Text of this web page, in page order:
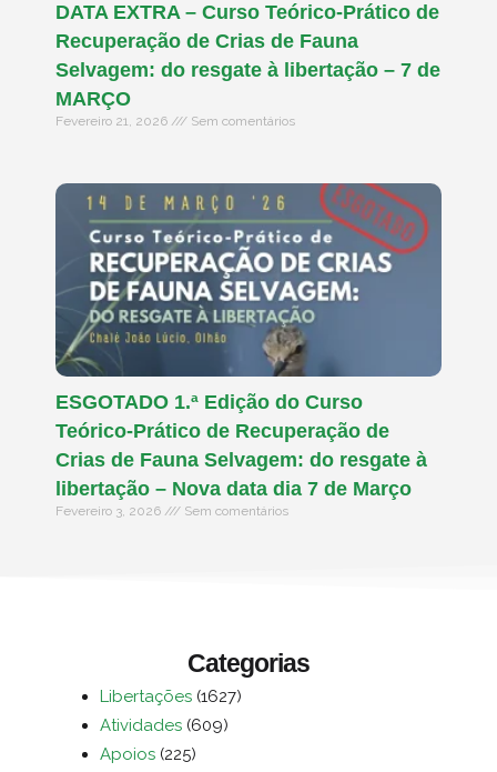
DATA EXTRA – Curso Teórico-Prático de
Recuperação de Crias de Fauna
Selvagem: do resgate à libertação – 7 de
MARÇO
Fevereiro 21, 2026 Sem comentários
ESGOTADO 1.ª Edição do Curso
Teórico-Prático de Recuperação de
Crias de Fauna Selvagem: do resgate à
libertação – Nova data dia 7 de Março
Fevereiro 3, 2026 Sem comentários
Categorias
Libertações (1627)
Atividades (609)
Apoios (225)